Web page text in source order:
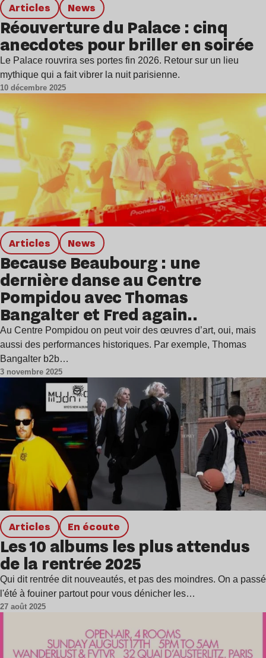
Articles news
Réouverture du Palace : cinq
anecdotes pour briller en soirée
Le Palace rouvrira ses portes fin 2026. Retour sur un lieu
mythique qui a fait vibrer la nuit parisienne.
10 décembre 2025
Articles news
Because Beaubourg : une
dernière danse au Centre
Pompidou avec Thomas
Bangalter et Fred again..
Au Centre Pompidou on peut voir des œuvres d’art, oui, mais
aussi des performances historiques. Par exemple, Thomas
Bangalter b2b…
3 novembre 2025
Articles en écoute
Les 10 albums les plus attendus
de la rentrée 2025
Qui dit rentrée dit nouveautés, et pas des moindres. On a passé
l'été à fouiner partout pour vous dénicher les…
27 août 2025